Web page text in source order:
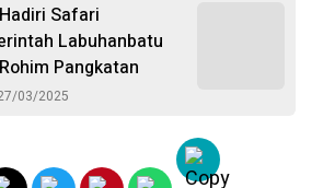
Safari
Labuhanbatu
Pangkatan
03/2025